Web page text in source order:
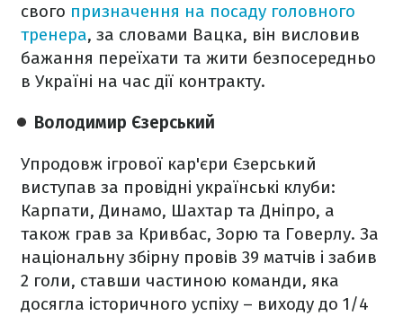
свого призначення на посаду головного
тренера, за словами Вацка, він висловив
бажання переїхати та жити безпосередньо
в Україні на час дії контракту.
Володимир Єзерський
Упродовж ігрової кар'єри Єзерський
виступав за провідні українські клуби:
Карпати, Динамо, Шахтар та Дніпро, а
також грав за Кривбас, Зорю та Говерлу. За
національну збірну провів 39 матчів і забив
2 голи, ставши частиною команди, яка
досягла історичного успіху – виходу до 1/4